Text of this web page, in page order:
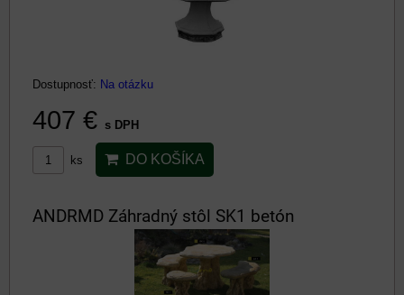
Dostupnosť: Na otázku
407 € s DPH
ks DO KOŠÍKA
ANDRMD Záhradný stôl SK1 betón